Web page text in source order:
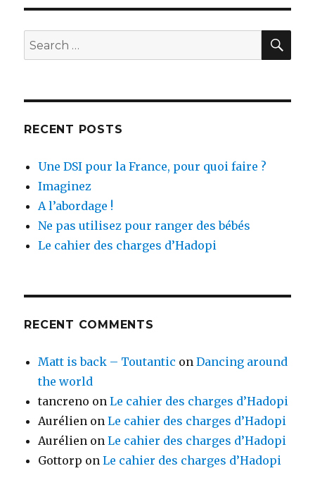
Search
for:
RECENT POSTS
Une DSI pour la France, pour quoi faire ?
Imaginez
A l’abordage !
Ne pas utilisez pour ranger des bébés
Le cahier des charges d’Hadopi
RECENT COMMENTS
Matt is back – Toutantic onDancing around
the world
tancreno onLe cahier des charges d’Hadopi
Aurélien onLe cahier des charges d’Hadopi
Aurélien onLe cahier des charges d’Hadopi
Gottorp onLe cahier des charges d’Hadopi